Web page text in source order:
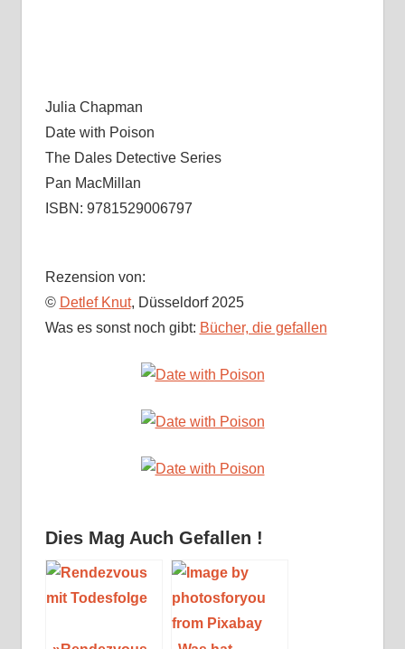
Julia Chapman
Date with Poison
The Dales Detective Series
Pan MacMillan
ISBN: 9781529006797
Rezension von:
© Detlef Knut, Düsseldorf 2025
Was es sonst noch gibt: Bücher, die gefallen
Dies Mag Auch Gefallen !